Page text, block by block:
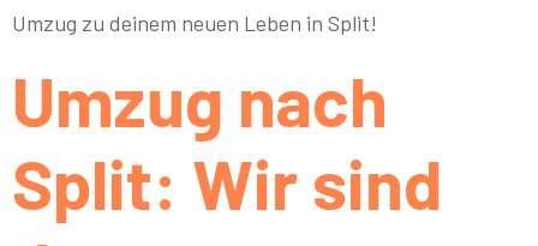
Umzug zu deinem neuen Leben in Split!
Umzug nach
Split: Wir sind